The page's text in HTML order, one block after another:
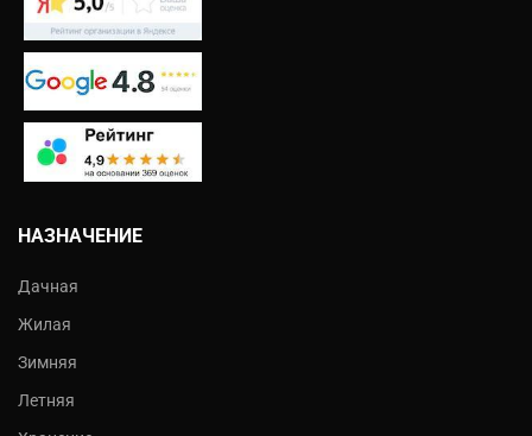
НАЗНАЧЕНИЕ
Дачная
Жилая
Зимняя
Летняя